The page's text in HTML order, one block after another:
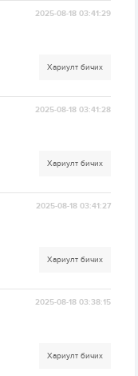
2025-08-18 03:41:29
Хариулт бичих
2025-08-18 03:41:28
Хариулт бичих
2025-08-18 03:41:27
Хариулт бичих
2025-08-18 03:38:15
Хариулт бичих